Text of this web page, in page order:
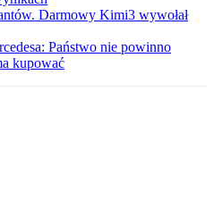
Darmowy Kimi3 wywołał
Państwo nie powinno
kupować